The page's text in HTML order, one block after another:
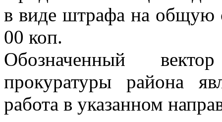
в виде штрафа на общую
00 коп.
Обозначенный
прокуратуры района
работа в указанном